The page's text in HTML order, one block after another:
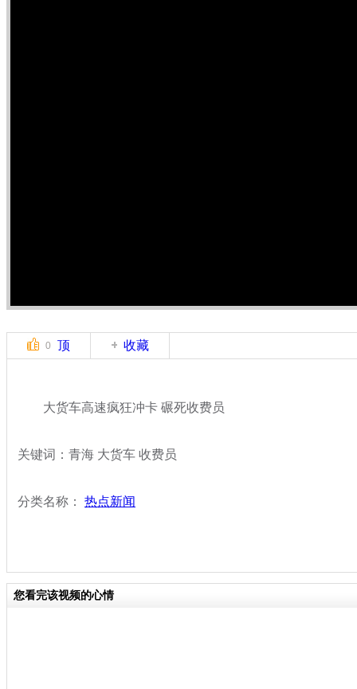
0 顶 收藏
大货车高速疯狂冲卡 碾死收费员
关键词：青海 大货车 收费员
分类名称： 热点新闻
您看完该视频的心情